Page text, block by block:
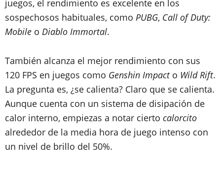
juegos, el rendimiento es excelente en los
sospechosos habituales, como PUBG, Call of Duty:
Mobile o Diablo Immortal.
También alcanza el mejor rendimiento con sus
120 FPS en juegos como Genshin Impacto Wild Rift.
La pregunta es, ¿se calienta? Claro que se calienta.
Aunque cuenta con un sistema de disipación de
calor interno, empiezas a notar cierto calorcito
alrededor de la media hora de juego intenso con
un nivel de brillo del 50%.